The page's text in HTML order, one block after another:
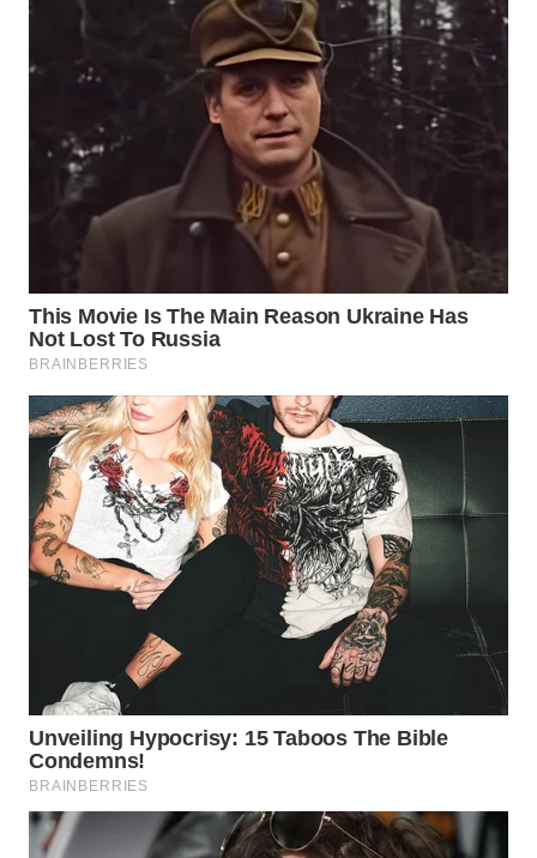
WN
KARAWANG
WN
BEKASI
BOGOR
WN
DEPOK
WN
TAPANULI
UTARA
WN
PADANG
LAWAS
WN